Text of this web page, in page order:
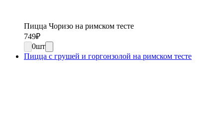
Пицца Чоризо на римском тесте
749₽
0шт
Пицца с грушей и горгонзолой на римском тесте